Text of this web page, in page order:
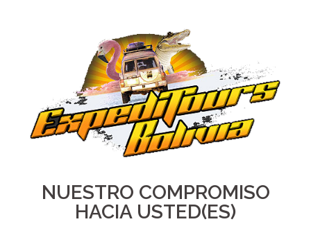
NUESTRO COMPROMISO
HACIA USTED(ES)